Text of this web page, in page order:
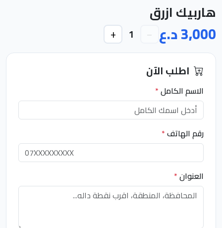
هاربيك ازرق
3,000 د.ع −
1
+
اطلب الآن
الاسم الكامل*
رقم الهاتف*
العنوان*